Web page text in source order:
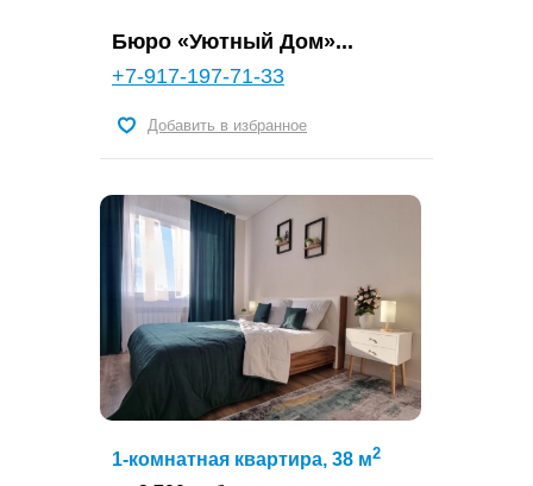
Бюро «Уютный Дом»...
+7-917-197-71-33
Добавить в избранное
1-комнатная квартира, 38 м2